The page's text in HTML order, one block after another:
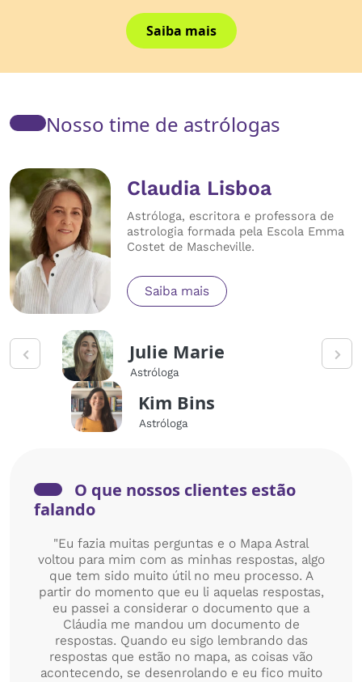
Saiba mais
Nosso time de astrólogas
Claudia Lisboa
Astróloga, escritora e professora de
astrologia formada pela Escola Emma
Costet de Mascheville.
Saiba mais
Julie Marie
Astróloga
Kim Bins
Astróloga
O que nossos clientes estão
falando
"Eu fazia muitas perguntas e o Mapa Astral
voltou para mim com as minhas respostas, algo
que tem sido muito útil no meu processo. A
partir do momento que eu li aquelas respostas,
eu passei a considerar o documento que a
Cláudia me mandou um documento de
respostas. Quando eu sigo lembrando das
respostas que estão no mapa, as coisas vão
acontecendo, se desenrolando e eu fico muito